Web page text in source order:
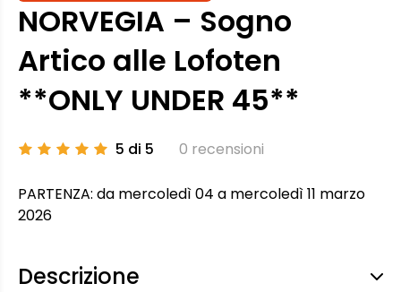
NORVEGIA – Sogno
Artico alle Lofoten
**ONLY UNDER 45**
5 di 5 0 recensioni
PARTENZA: da mercoledì 04 a mercoledì 11 marzo
2026
Descrizione